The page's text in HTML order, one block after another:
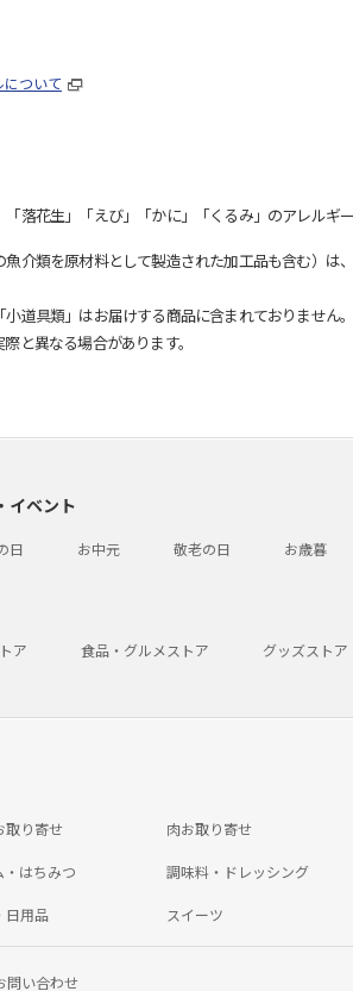
ついて
落花生」「えび」「かに」「くるみ」のアレルギ
介類を原材料として製造された加工品も含む）は
道具類」はお届けする商品に含まれておりません。
と異なる場合があります。
イベント
日 お中元 敬老の日 お歳暮
ア 食品・グルメストア グッズストア
取り寄せ 肉お取り寄せ
・はちみつ 調味料・ドレッシング
日用品 スイーツ
問い合わせ